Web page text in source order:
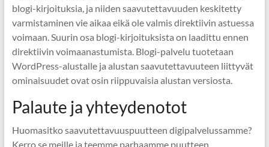
blogi-kirjoituksia, ja niiden saavutettavuuden keskitetty
varmistaminen vie aikaa eikä ole valmis direktiivin astuessa
voimaan. Suurin osa blogi-kirjoituksista on laadittu ennen
direktiivin voimaanastumista. Blogi-palvelu tuotetaan
WordPress-alustalle ja alustan saavutettavuuteen liittyvät
ominaisuudet ovat osin riippuvaisia alustan versiosta.
Palaute ja yhteydenotot
Huomasitko saavutettavuuspuutteen digipalvelussamme?
Kerro se meille ja teemme parhaamme puutteen